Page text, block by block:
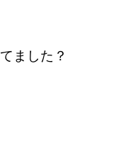
ました？